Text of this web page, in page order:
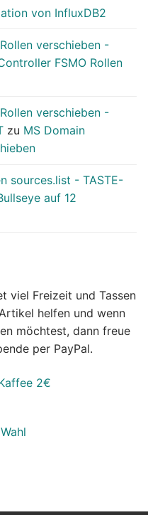
von InfluxDB2
verschieben -
FSMO Rollen
verschieben -
zu MS Domain
sources.list - TASTE-
auf 12
viel Freizeit und Tassen
helfen und wenn
möchtest, dann freue
per PayPal.
2€